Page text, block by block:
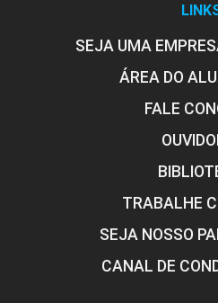
60
GESTÃO DE
SEJA UMA
ÁREA DO
FALE
TRABALHE
SEJA NOSSO
CANAL DE